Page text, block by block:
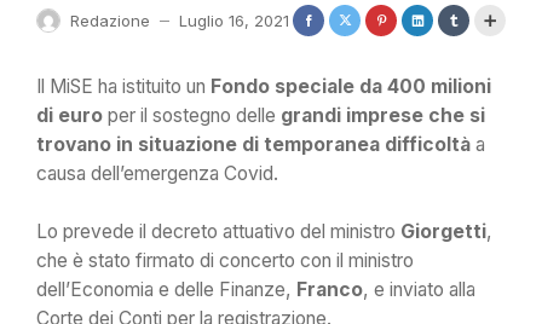
Redazione — Luglio 16, 2021
Il MiSE ha istituito un Fondo speciale da 400 milioni
di euro per il sostegno delle grandi imprese che si
trovano in situazione di temporanea difficoltà a
causa dell’emergenza Covid.
Lo prevede il decreto attuativo del ministro Giorgetti,
che è stato firmato di concerto con il ministro
dell’Economia e delle Finanze, Franco, e inviato alla
Corte dei Conti per la registrazione.